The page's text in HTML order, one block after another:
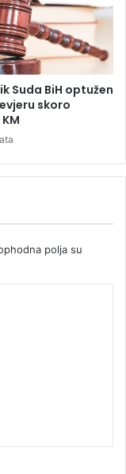
Suda BiH optužen
skoro
polja su